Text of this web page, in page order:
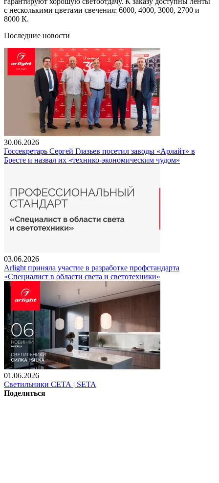
с несколькими цветами свечения: 6000, 4000, 3000, 2700 и
8000 К.
Последние новости
30.06.2026
Госсекретарь Сергей Глазьев посетил заводы «Арлайт» в
Бресте и назвал их «технико-экономическим чудом»
03.06.2026
Arlight приняла участие в разработке профстандарта
«Специалист в области света и светотехники»
01.06.2026
Светильники СЕТА | SETA
Поделиться